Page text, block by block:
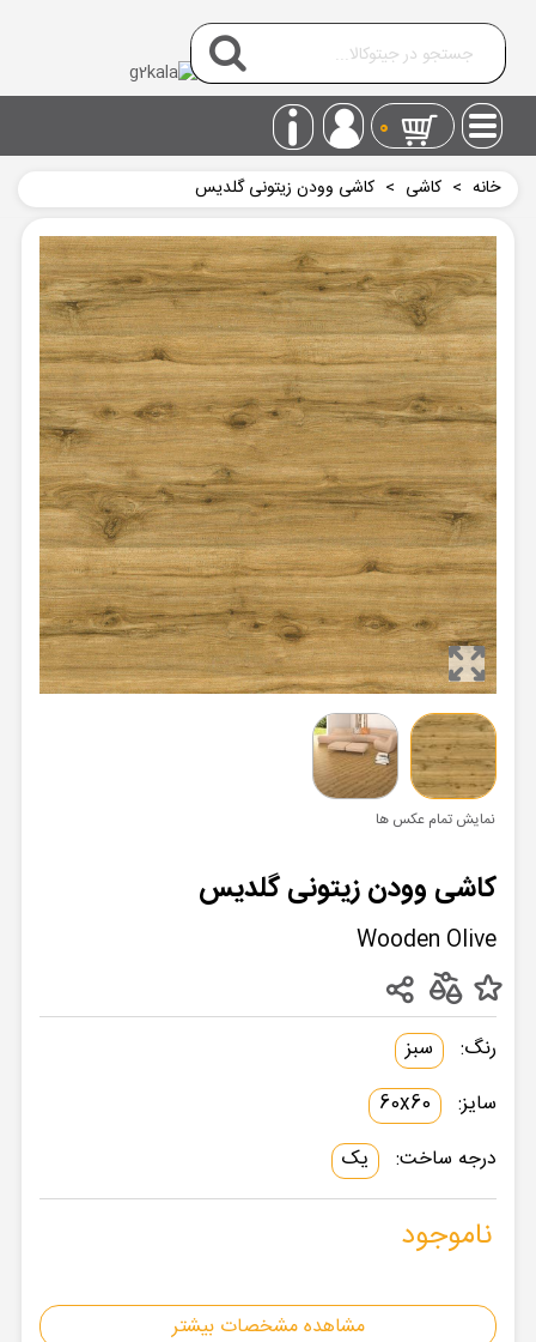
0
خانه > کاشی > کاشی وودن زیتونی گلدیس
نمایش تمام عکس ها
کاشی وودن زیتونی گلدیس
Wooden Olive
مشاهده مشخصات بیشتر
رنگ:
سبز
سایز:
60x60
درجه ساخت:
یک
ناموجود